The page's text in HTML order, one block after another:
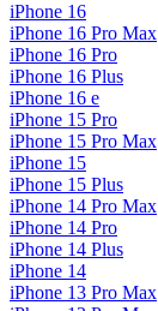
iPhone 16
iPhone 16 Pro Max
iPhone 16 Pro
iPhone 16 Plus
iPhone 16 e
iPhone 15 Pro
iPhone 15 Pro Max
iPhone 15
iPhone 15 Plus
iPhone 14 Pro Max
iPhone 14 Pro
iPhone 14 Plus
iPhone 14
iPhone 13 Pro Max